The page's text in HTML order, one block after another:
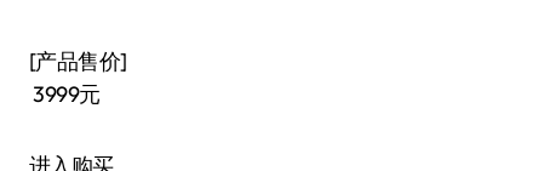
[产品售价]
3999元